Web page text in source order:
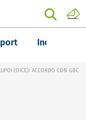
Inchieste
(OICE): ACCORDO CON GBC